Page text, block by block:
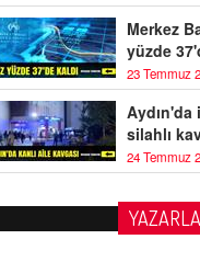
Merkez
yüzde
23 Temmuz
Aydın'da
silahlı
24 Temmuz